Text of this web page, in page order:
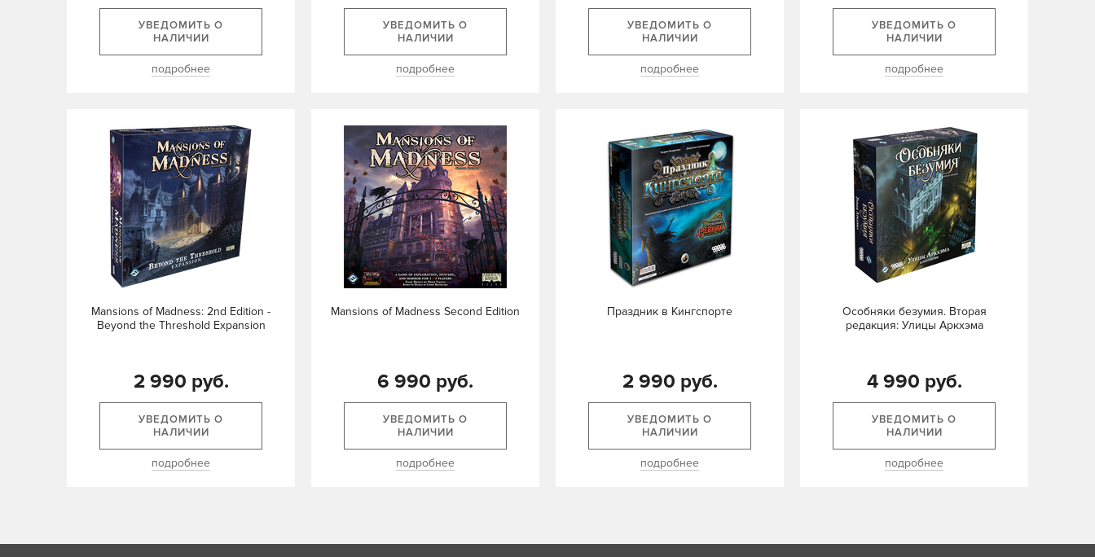
УВЕДОМИТЬ О
НАЛИЧИИ
подробнее
УВЕДОМИТЬ О
НАЛИЧИИ
подробнее
УВЕДОМИТЬ О
НАЛИЧИИ
подробнее
УВЕДОМИТЬ О
НАЛИЧИИ
подробнее
Mansions of Madness: 2nd Edition -
Beyond the Threshold Expansion
2 990 руб.
УВЕДОМИТЬ О
НАЛИЧИИ
подробнее
Mansions of Madness Second Edition
6 990 руб.
УВЕДОМИТЬ О
НАЛИЧИИ
подробнее
Праздник в Кингспорте
2 990 руб.
УВЕДОМИТЬ О
НАЛИЧИИ
подробнее
Особняки безумия. Вторая
редакция: Улицы Аркхэма
4 990 руб.
УВЕДОМИТЬ О
НАЛИЧИИ
подробнее